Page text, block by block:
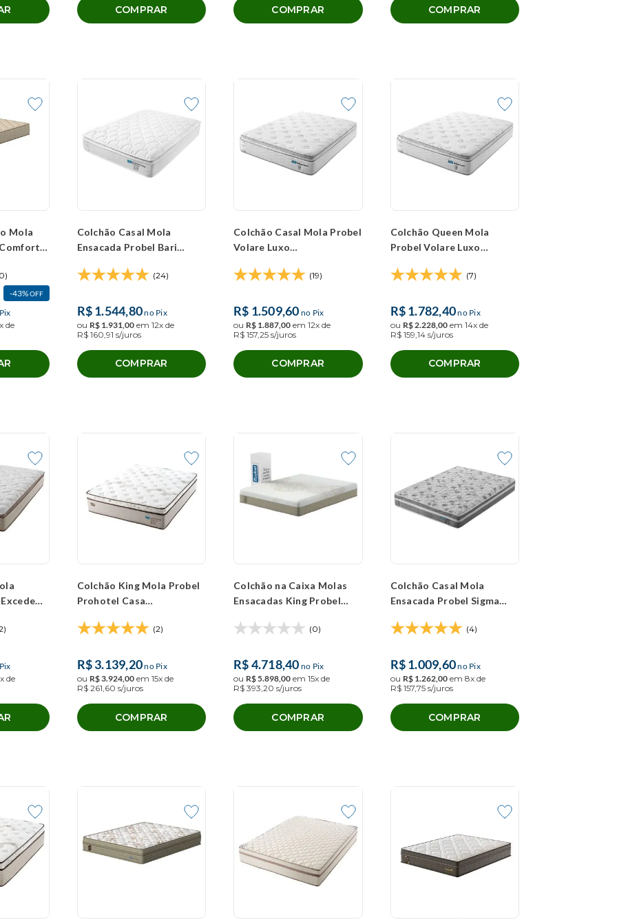
COMPRAR COMPRAR COMPRAR
Mola
43%OFF
x de
Colchão Casal Mola
Ensacada Probel Bari
(24)
R$1.544,80no Pix
ou R$ 1.931 00em 12x de
R$ 160 91 s/juros
COMPRAR
Colchão Casal Mola Probel
Volare Luxo
(19)
R$ 1.509,60 no Pix
ou R$ 1.887 00 em 12x de
R$ 157 25 s/juros
COMPRAR
Colchão Queen Mola
Probel Volare Luxo
(7)
R$1.782,40no Pix
ou R$ 2.228, 00em 14x de
R$ 159 14s/juros
COMPRAR
x de
Colchão King Mola Probel
Prohotel Casa
(2)
R$3.139,20no Pix
ou R$3.924,00em 15x de
R$ 261,60 s/juros
COMPRAR
Colchão na Caixa Molas
Ensacadas King Probel
(0)
R$4.718,40 no Pix
ou R$5.898,00 em 15x de
R$ 393,20 s/juros
COMPRAR
Colchão Casal Mola
Ensacada Probel Sigma
(4)
R$1.009,60no Pix
ou R$ 1.262,00em 8x de
R$ 157,75s/juros
COMPRAR